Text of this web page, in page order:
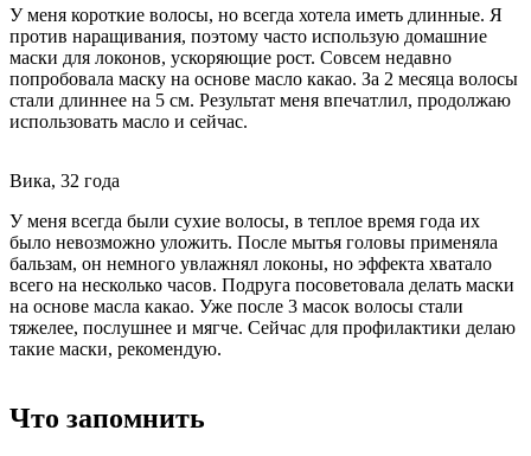
У меня короткие волосы, но всегда хотела иметь длинные. Я
против наращивания, поэтому часто использую домашние
маски для локонов, ускоряющие рост. Совсем недавно
попробовала маску на основе масло какао. За 2 месяца волосы
стали длиннее на 5 см. Результат меня впечатлил, продолжаю
использовать масло и сейчас.
Вика, 32 года
У меня всегда были сухие волосы, в теплое время года их
было невозможно уложить. После мытья головы применяла
бальзам, он немного увлажнял локоны, но эффекта хватало
всего на несколько часов. Подруга посоветовала делать маски
на основе масла какао. Уже после 3 масок волосы стали
тяжелее, послушнее и мягче. Сейчас для профилактики делаю
такие маски, рекомендую.
Что запомнить